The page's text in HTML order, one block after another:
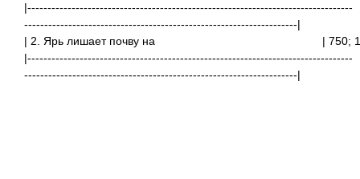
|---------------------------------------------------------------------------------
--------------------------------------------------------------------|
| 2. Ярь лишает почву на | 750;
|---------------------------------------------------------------------------------
--------------------------------------------------------------------|